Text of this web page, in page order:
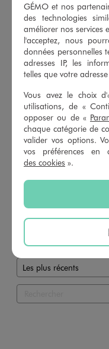
AJOUTERAU
4.8/5
Basé sur109 avis
contrôle
Voir tous les avis sur
4étoiles
2étoiles
1étoile
Trier les avis
GÉMO et nos
des technologies
améliorer nos services
l'acceptez, nous
données personnelles
adresses IP, les
telles que votre
Vous avez le choix
utilisations, de «
opposer ou de «
chaque catégorie de
valider vos options.
vos préférences en
des cookies ».